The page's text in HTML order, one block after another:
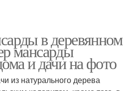
в деревянном
мансарды
и дачи на фото
из натурального дерева